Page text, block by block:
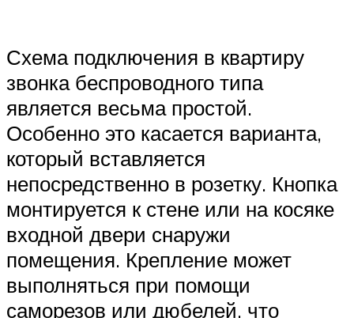
Схема подключения в квартиру
звонка беспроводного типа
является весьма простой.
Особенно это касается варианта,
который вставляется
непосредственно в розетку. Кнопка
монтируется к стене или на косяке
входной двери снаружи
помещения. Крепление может
выполняться при помощи
саморезов или дюбелей, что